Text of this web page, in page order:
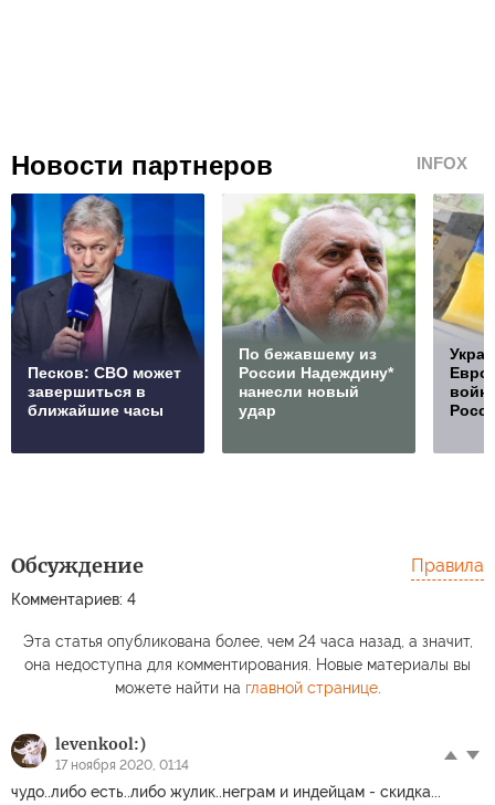
Новости партнеров INFOX
Песков: СВО может
завершиться в
ближайшие часы
По бежавшему из
России Надеждину*
нанесли новый
удар
Обсуждение
Комментариев: 4
Правила
Эта статья опубликована более, чем 24 часа назад, а значит,
она недоступна для комментирования. Новые материалы вы
можете найти на главной странице.
levenkool:)
17 ноября 2020, 01:14
чудо..либо есть..либо жулик..неграм и индейцам - скидка...